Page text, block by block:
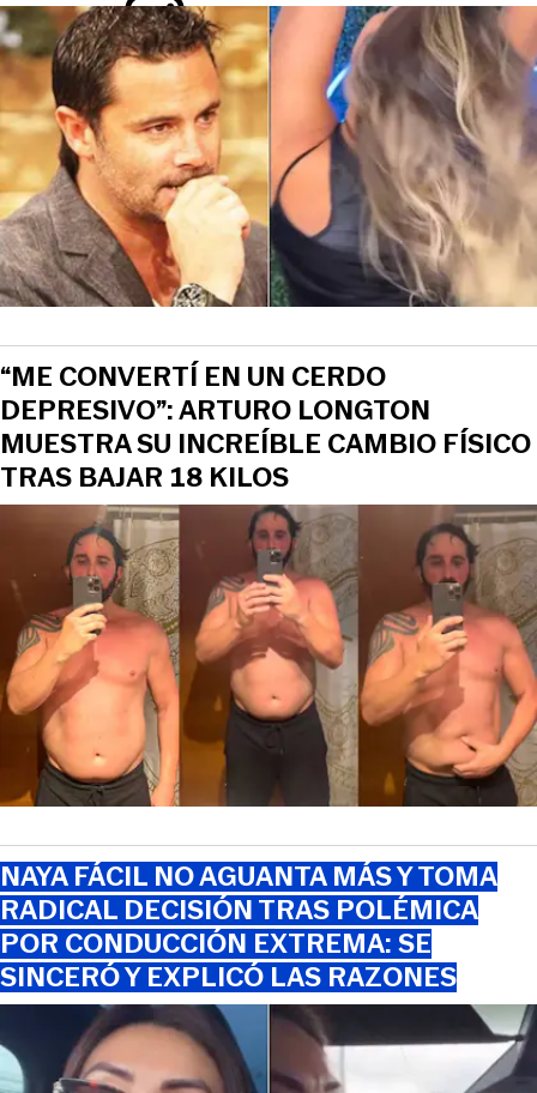
View this post on Instagram
“ME CONVERTÍ EN UN CERDO
DEPRESIVO”: ARTURO LONGTON
MUESTRA SU INCREÍBLE CAMBIO FÍSICO
TRAS BAJAR 18 KILOS
NAYA FÁCIL NO AGUANTA MÁS Y TOMA
RADICAL DECISIÓN TRAS POLÉMICA
POR CONDUCCIÓN EXTREMA: SE
SINCERÓ Y EXPLICÓ LAS RAZONES